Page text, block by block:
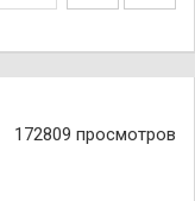
172809 просмотров